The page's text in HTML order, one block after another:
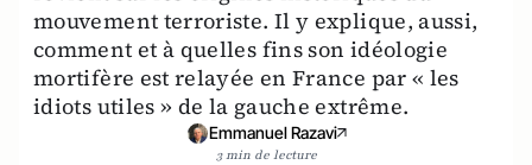
mouvement terroriste. Il y explique, aussi,
comment et à quelles fins son idéologie
mortifère est relayée en France par « les
idiots utiles » de la gauche extrême.
Emmanuel Razavi
3 min de lecture